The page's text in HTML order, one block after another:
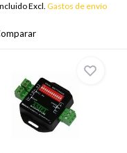
Excl. Gastos de envío